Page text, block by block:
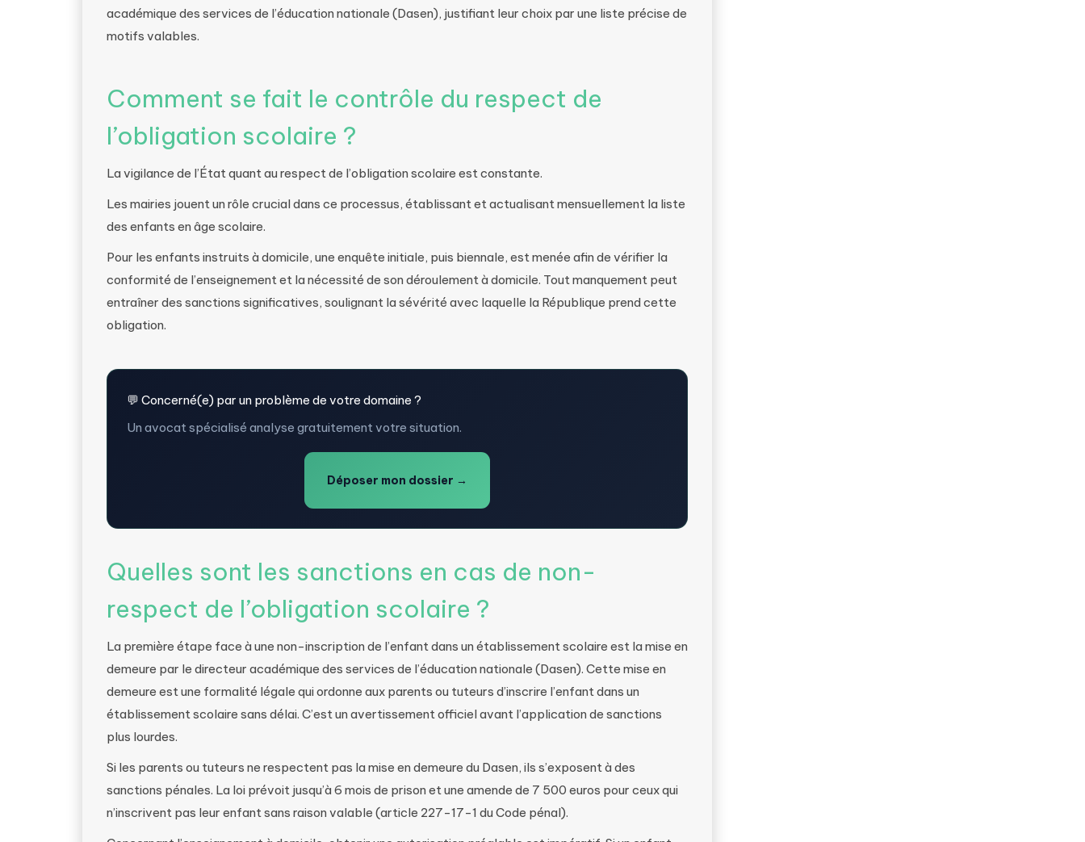
académique des services de l’éducation nationale (Dasen), justifiant leur choix par une liste précise de
motifs valables.
Comment se fait le contrôle du respect de
l’obligation scolaire ?
La vigilance de l’État quant au respect de l’obligation scolaire est constante.
Les mairies jouent un rôle crucial dans ce processus, établissant et actualisant mensuellement la liste
des enfants en âge scolaire.
Pour les enfants instruits à domicile, une enquête initiale, puis biennale, est menée afin de vérifier la
conformité de l’enseignement et la nécessité de son déroulement à domicile. Tout manquement peut
entraîner des sanctions significatives, soulignant la sévérité avec laquelle la République prend cette
obligation.
💬 Concerné(e) par un problème de votre domaine ?
Un avocat spécialisé analyse gratuitement votre situation.
Déposer mon dossier →
Quelles sont les sanctions en cas de non-
respect de l’obligation scolaire ?
La première étape face à une non-inscription de l’enfant dans un établissement scolaire est la mise en
demeure par le directeur académique des services de l’éducation nationale (Dasen). Cette mise en
demeure est une formalité légale qui ordonne aux parents ou tuteurs d’inscrire l’enfant dans un
établissement scolaire sans délai. C’est un avertissement officiel avant l’application de sanctions
plus lourdes.
Si les parents ou tuteurs ne respectent pas la mise en demeure du Dasen, ils s’exposent à des
sanctions pénales. La loi prévoit jusqu’à 6 mois de prison et une amende de 7 500 euros pour ceux qui
n’inscrivent pas leur enfant sans raison valable (article 227-17-1 du Code pénal).